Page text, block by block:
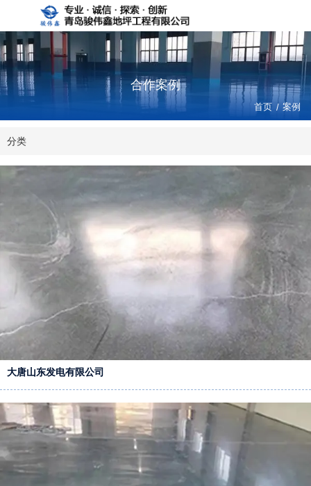
合作案例
首页 / 案例
分类
大唐山东发电有限公司